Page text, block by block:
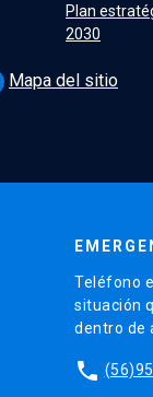
Plan
2030
Mapa del sitio
Teléfono
situación
dentro de
phone